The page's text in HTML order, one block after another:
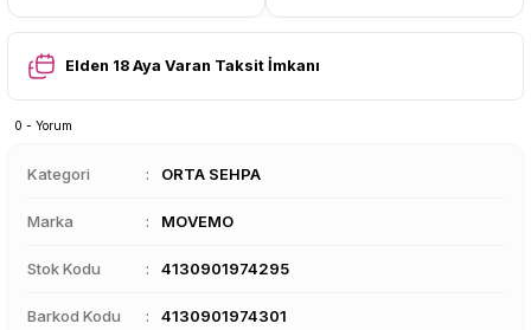
Elden 18 Aya Varan Taksit İmkanı
0 - Yorum
Kategori ORTA SEHPA
Marka MOVEMO
Stok Kodu 4130901974295
Barkod Kodu 4130901974301